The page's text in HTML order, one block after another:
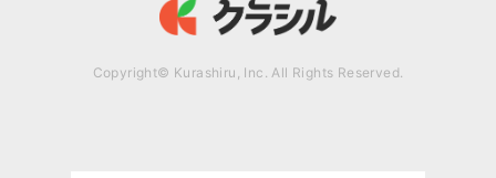
Copyright© Kurashiru, Inc. All Rights Reserved.